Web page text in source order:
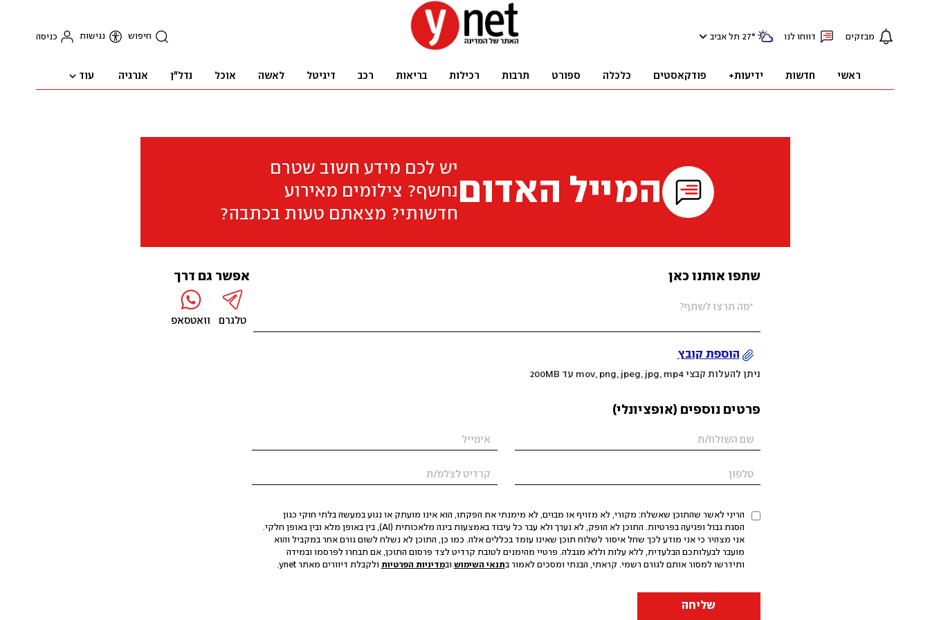
מבזקים דווחו לנו 27° תל אביב חיפוש נגישות כניסה
ראשי חדשות ידיעות+ פודקאסטים כלכלה ספורט תרבות רכילות בריאות רכב דיגיטל לאשה אוכל נדל"ן אנרגיה עוד
המייל האדום
יש לכם מידע חשוב שטרם
נחשף? צילומים מאירוע
חדשותי? מצאתם טעות בכתבה?
שתפו אותנו כאן
הוספת קובץ
ניתן להעלות קבצי mov, png, jpeg, jpg, mp4 עד 200MB
פרטים נוספים (אופציונלי)
הריני לאשר שהתוכן שאשלח: מקורי, לא מזויף או מבוים, לא מימנתי את הפקתו, הוא אינו מועתק או נגוע במעשה בלתי חוקי כגון
הסגת גבול ופגיעה בפרטיות. התוכן לא הופק, לא נערך ולא עבר כל עיבוד באמצעות בינה מלאכותית (AI), בין באופן מלא ובין באופן חלקי.
אני מצהיר כי אני מודע לכך שחל איסור לשלוח תוכן שאינו עומד בכללים אלה. כמו כן, התוכן לא נשלח לשום גורם אחר במקביל והוא
מועבר לבעלותכם הבלעדית, ללא עלות וללא מגבלה. פרטיי מהימנים לטובת קרדיט לצד פרסום התוכן, אם תבחרו לפרסמו ובמידה
ותידרשו למסור אותם לגורם רשמי. קראתי, הבנתי ומסכים לאמור בתנאי השימוש ובמדיניות הפרטיות ולקבלת דיוורים מאתר ynet.
שליחה
אפשר גם דרך
טלגרם וואטסאפ